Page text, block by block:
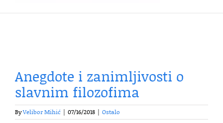
Anegdote i zanimljivosti o
slavnim filozofima
ByVelibor Mihić 07/16/2018 Ostalo